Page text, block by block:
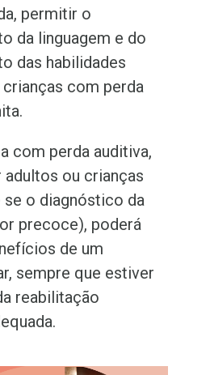
permitir o
da linguagem e do
das habilidades
com perda
com perda auditiva,
ou crianças
o diagnóstico da
precoce), poderá
de um
sempre que estiver
reabilitação